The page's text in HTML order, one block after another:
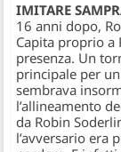
IMITARE
16 anni dopo,
Capita proprio a
presenza. Un
principale per un
sembrava
l’allineamento
da Robin
l’avversario era